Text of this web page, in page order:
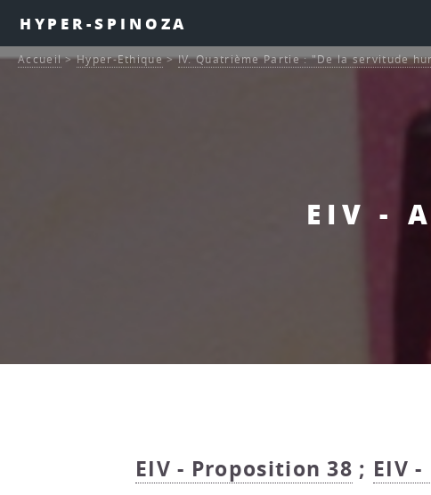
HYPER-SPINOZA
EIV -
Accueil>Hyper-Ethique>IV. Quatrième Partie : "De la servitude
EIV - Proposition 38 ; EIV